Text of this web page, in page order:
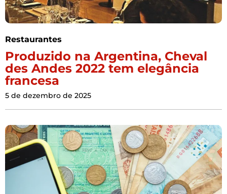
Restaurantes
Produzido na Argentina, Cheval
des Andes 2022 tem elegância
francesa
5 de dezembro de 2025